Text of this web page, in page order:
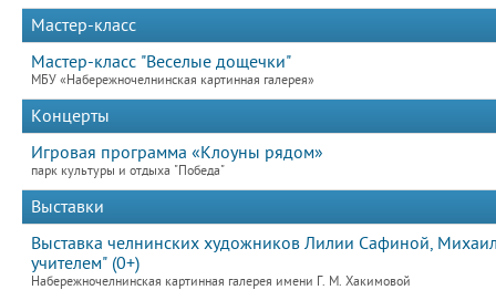
Мастер-класс
Мастер-класс "Веселые дощечки"
МБУ «Набережночелнинская картинная галерея»
Концерты
Игровая программа «Клоуны рядом»
парк культуры и отдыха "Победа"
Выставки
Выставка челнинских художников Лилии Сафиной,
учителем" (0+)
Набережночелнинская картинная галерея имени Г. М. Хакимовой